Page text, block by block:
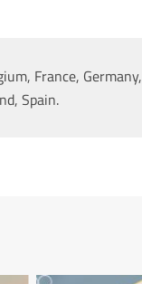
France, Germany,
Spain.